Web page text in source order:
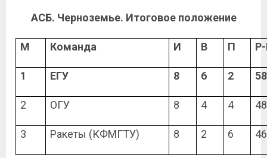
АСБ. Черноземье. Итоговое положение
М Команда И В П
1 ЕГУ 8 6 2
2 ОГУ 8 4 4
3 Ракеты (КФМГТУ) 8 2 6